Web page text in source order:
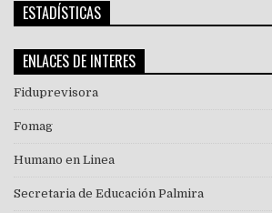
ESTADÍSTICAS
ENLACES DE INTERES
Fiduprevisora
Fomag
Humano en Linea
Secretaria de Educación Palmira